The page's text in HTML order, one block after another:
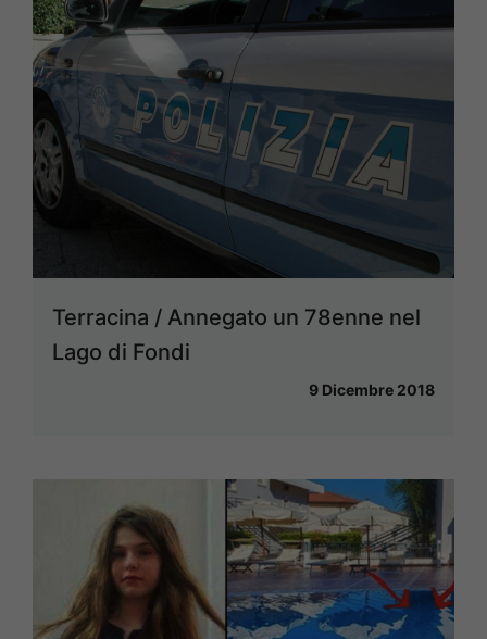
Terracina / Annegato un 78enne nel
Lago di Fondi
9 Dicembre 2018